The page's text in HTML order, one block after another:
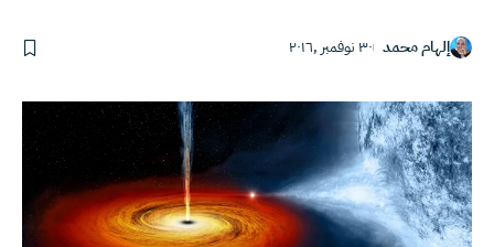
إلهام محمد ٣٠ نوفمبر ,٢٠١٦